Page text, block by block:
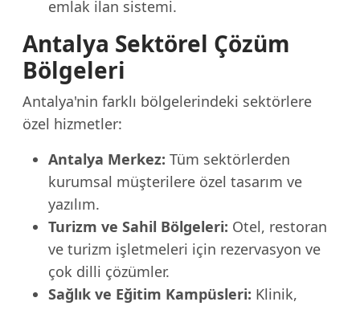
emlak ilan sistemi.
Antalya Sektörel Çözüm
Bölgeleri
Antalya'nin farklı bölgelerindeki sektörlere
özel hizmetler:
Antalya Merkez: Tüm sektörlerden
kurumsal müşterilere özel tasarım ve
yazılım.
Turizm ve Sahil Bölgeleri: Otel, restoran
ve turizm işletmeleri için rezervasyon ve
çok dilli çözümler.
Sağlık ve Eğitim Kampüsleri: Klinik,